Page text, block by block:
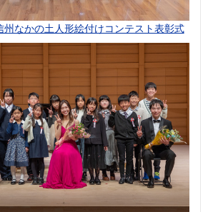
なかの土人形絵付けコンテスト表彰式